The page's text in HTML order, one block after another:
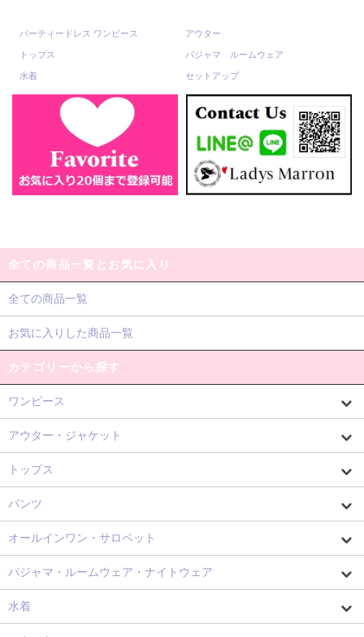
パーティードレス ワンピース アウター
トップス パジャマ ルームウェア
水着 セットアップ
全ての商品一覧とお気に入り
全ての商品一覧
お気に入りした商品一覧
カテゴリーから探す
ワンピース
アウター・ジャケット
トップス
パンツ
オールインワン・サロペット
パジャマ・ルームウェア・ナイトウェア
水着